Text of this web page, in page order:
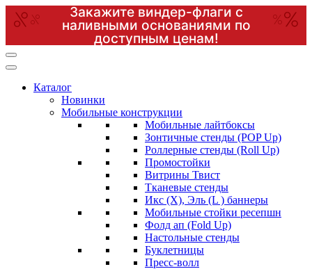
Закажите виндер-флаги с
наливными основаниями по
доступным ценам!
Перейти
к
(нажмитеКаталог
Новинки
Мобильные конструкции
Мобильные лайтбоксы
Зонтичные стенды (POP Up)
Роллерные стенды (Roll Up)
Промостойки
Витрины Твист
Тканевые стенды
Икс (X), Эль (L ) баннеры
Мобильные стойки ресепшн
Фолд ап (Fold Up)
Настольные стенды
Буклетницы
Пресс-волл